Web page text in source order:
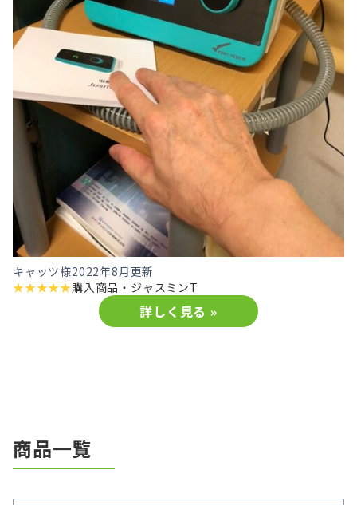
キャッツ様2022年8月更新
★★★★★購入商品・ ジャスミンT
詳しく見る »
商品一覧